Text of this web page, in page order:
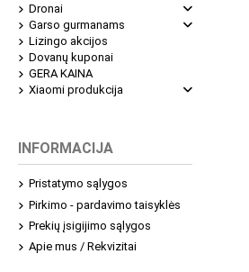
Dronai
Garso gurmanams
Lizingo akcijos
Dovanų kuponai
GERA KAINA
Xiaomi produkcija
INFORMACIJA
Pristatymo sąlygos
Pirkimo - pardavimo taisyklės
Prekių įsigijimo sąlygos
Apie mus / Rekvizitai